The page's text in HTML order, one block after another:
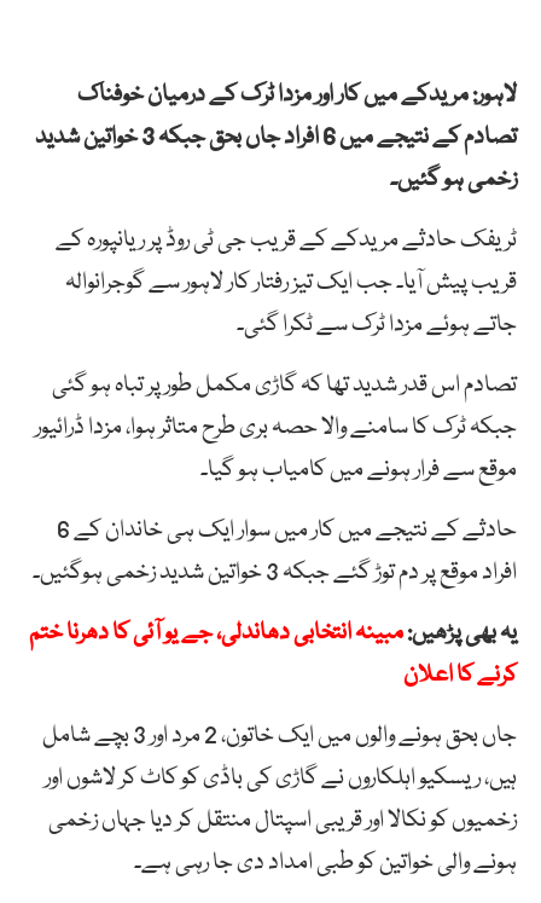
لاہور: مریدکے میں کار اور مزدا ٹرک کے درمیان خوفناک
تصادم کے نتیجے میں 6 افراد جاں بحق جبکہ 3 خواتین شدید
زخمی ہو گئیں۔
ٹریفک حادثے مریدکے کے قریب جی ٹی روڈ پر ریانپورہ کے
قریب پیش آیا۔ جب ایک تیز رفتار کار لاہور سے گوجرانوالہ
جاتے ہوئے مزدا ٹرک سے ٹکرا گئی۔
تصادم اس قدر شدید تھا کہ گاڑی مکمل طور پر تباہ ہو گئی
جبکہ ٹرک کا سامنے والا حصہ بری طرح متاثر ہوا، مزدا ڈرائیور
موقع سے فرار ہونے میں کامیاب ہو گیا۔
حادثے کے نتیجے میں کار میں سوار ایک ہی خاندان کے 6
افراد موقع پر دم توڑ گئے جبکہ 3 خواتین شدید زخمی ہوگئیں۔
یہ بھی پڑھیں:مبینہ انتخابی دھاندلی، جے یو آئی کا دھرنا ختم
کرنے کا اعلان
جاں بحق ہونے والوں میں ایک خاتون، 2 مرد اور 3 بچے شامل
ہیں، ریسکیو اہلکاروں نے گاڑی کی باڈی کو کاٹ کر لاشوں اور
زخمیوں کو نکالا اور قریبی اسپتال منتقل کر دیا جہاں زخمی
ہونے والی خواتین کو طبی امداد دی جا رہی ہے۔